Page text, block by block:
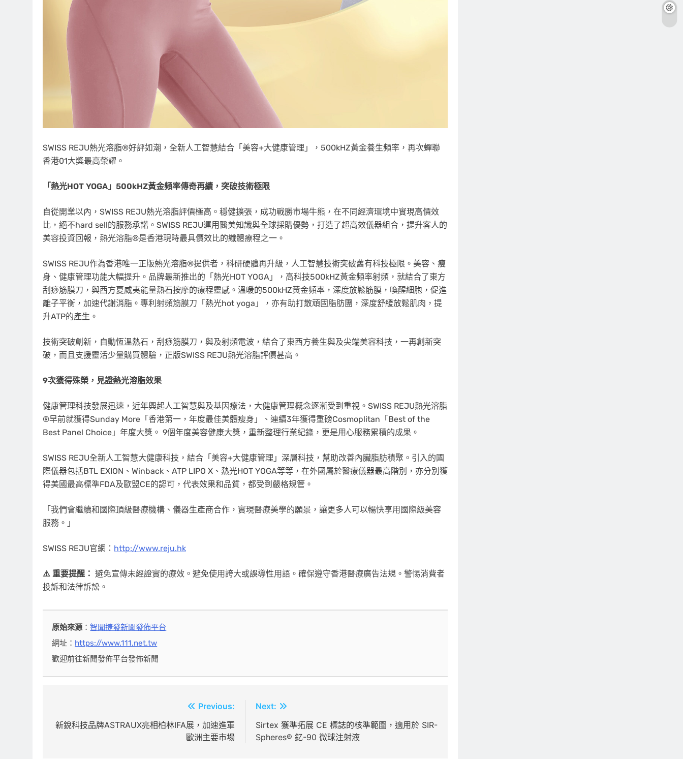
SWISS REJU熱光溶脂®好評如潮，全新人工智慧結合「美容+大健康管理」，500kHZ黃金養生頻率，再次蟬聯
香港01大獎最高榮耀。
「熱光HOT YOGA」500kHZ黃金頻率傳奇再續，突破技術極限
自從開業以內，SWISS REJU熱光溶脂評價極高。穩健擴張，成功戰勝市場牛熊，在不同經濟環境中實現高價效
比，絕不hard sell的服務承諾。SWISS REJU運用醫美知識與全球採購優勢，打造了超高效儀器組合，提升客人的
美容投資回報，熱光溶脂®是香港現時最具價效比的纖體療程之一。
SWISS REJU作為香港唯一正版熱光溶脂®提供者，科研硬體再升級，人工智慧技術突破舊有科技極限。美容、瘦
身、健康管理功能大幅提升。品牌最新推出的「熱光HOT YOGA」，高科技500kHZ黃金頻率射頻，就結合了東方
刮痧筋膜刀，與西方夏威夷能量熱石按摩的療程靈感。溫暖的500kHZ黃金頻率，深度放鬆筋膜，喚醒細胞，促進
離子平衡，加速代謝消脂。專利射頻筋膜刀「熱光hot yoga」，亦有助打散頑固脂肪團，深度舒緩放鬆肌肉，提
升ATP的產生。
技術突破創新，自動恆溫熱石，刮痧筋膜刀，與及射頻電波，結合了東西方養生與及尖端美容科技，一再創新突
破，而且支援靈活少量購買體驗，正版SWISS REJU熱光溶脂評價甚高。
9次獲得殊榮，見證熱光溶脂效果
健康管理科技發展迅速，近年興起人工智慧與及基因療法，大健康管理概念逐漸受到重視。SWISS REJU熱光溶脂
®早前就獲得Sunday More「香港第一，年度最佳美體瘦身」、連續3年獲得重磅Cosmoplitan「Best of the
Best Panel Choice」年度大獎。 9個年度美容健康大獎，重新整理行業紀錄，更是用心服務累積的成果。
SWISS REJU全新人工智慧大健康科技，結合「美容+大健康管理」深層科技，幫助改善內臟脂肪積聚。引入的國
際儀器包括BTL EXION、Winback、ATP LIPO X、熱光HOT YOGA等等，在外國屬於醫療儀器最高階別，亦分別獲
得美國最高標準FDA及歐盟CE的認可，代表效果和品質，都受到嚴格規管。
「我們會繼續和國際頂級醫療機構、儀器生產商合作，實現醫療美學的願景，讓更多人可以暢快享用國際級美容
服務。」
SWISS REJU官網： http://www.reju.hk
⚠️ 重要提醒： 避免宣傳未經證實的療效。避免使用誇大或誤導性用語。確保遵守香港醫療廣告法規。警惕消費者
投訴和法律訴訟。
原始來源 ：智聞捷發新聞發佈平台
網址： https://www.111.net.tw
歡迎前往新聞發佈平台發佈新聞
章
Previous:
新銳科技品牌ASTRAUX亮相柏林IFA展，加速進軍
歐洲主要市場
Next:
Sirtex 獲準拓展 CE 標誌的核準範圍，適用於 SIR-
Spheres® 釔-90 微球注射液